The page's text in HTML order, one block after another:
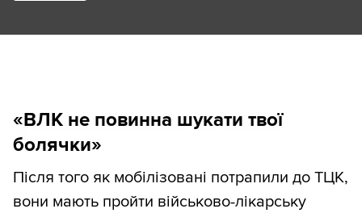
«ВЛК не повинна шукати твої
болячки»
Після того як мобілізовані потрапили до ТЦК,
вони мають пройти військово-лікарську